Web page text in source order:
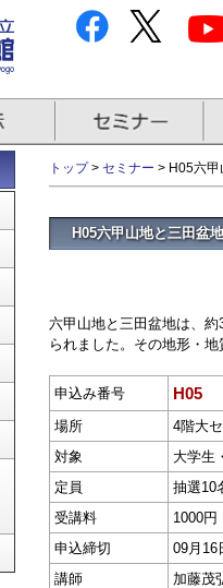
トップ> セミナー > H05六甲
H05六甲山地と三田盆
六甲山地と三田盆地は、
られました。その地形・
申込み番号 H05
場所
4階大
対象
大学生
定員
抽選10
受講料
1000円
申込締切
09月16
講師
加藤茂